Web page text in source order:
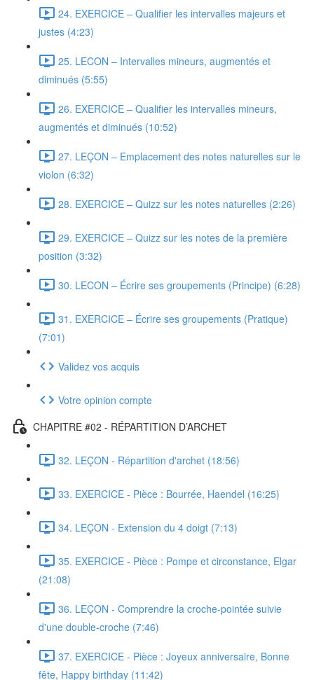
24. EXERCICE – Qualifier les intervalles majeurs et
justes (4:23)
25. LECON – Intervalles mineurs, augmentés et
diminués (5:55)
26. EXERCICE – Qualifier les intervalles mineurs,
augmentés et diminués (10:52)
27. LEÇON – Emplacement des notes naturelles sur le
violon (6:32)
28. EXERCICE – Quizz sur les notes naturelles (2:26)
29. EXERCICE – Quizz sur les notes de la première
position (3:32)
30. LECON – Écrire ses groupements (Principe) (6:28)
31. EXERCICE – Écrire ses groupements (Pratique)
(7:01)
Validez vos acquis
Votre opinion compte
CHAPITRE #02 - RÉPARTITION D’ARCHET
32. LEÇON - Répartition d'archet (18:56)
33. EXERCICE - Pièce : Bourrée, Haendel (16:25)
34. LEÇON - Extension du 4 doigt (7:13)
35. EXERCICE - Pièce : Pompe et circonstance, Elgar
(21:08)
36. LEÇON - Comprendre la croche-pointée suivie
d'une double-croche (7:46)
37. EXERCICE - Pièce : Joyeux anniversaire, Bonne
fête, Happy birthday (11:42)